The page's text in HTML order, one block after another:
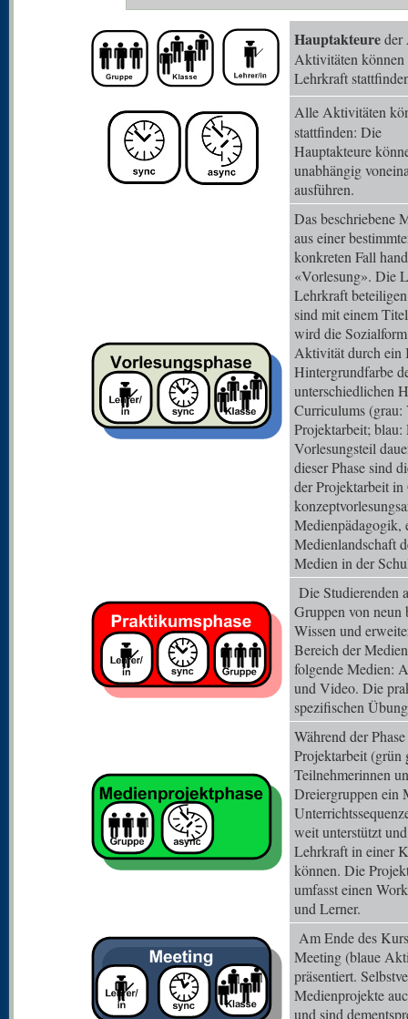
Hauptakteureder
Aktivitäten können
Lehrkraft
Alle Aktivitäten
stattfinden: Die
Hauptakteure
unabhängig
ausführen.
Das beschriebene
aus einer
konkreten Fall
«Vorlesung». Die
Lehrkraft
sind mit einem
wird die
Aktivität durch ein
Hintergrundfarbe
unterschiedlichen
Curriculums
Projektarbeit; blau:
Vorlesungsteil
dieser Phase sind
der Projektarbeit
Medienpädagogik,
Medienlandschaft
Medien in der
Die Studierenden
Gruppen von neun
Wissen und
Bereich der
folgende Medien:
und Video. Die
spezifischen
Während der
Projektarbeit (grün
Teilnehmerinnen
Dreiergruppen ein
weit unterstützt
Lehrkraft in einer
können. Die
umfasst einen
und Lerner.
Am Ende des
Meeting (blaue
präsentiert.
Medienprojekte
und sind